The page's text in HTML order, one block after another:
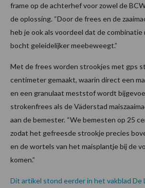
frame op de achterhef voor zowel de
de oplossing. “Door de frees en de
heb je ook als voordeel dat de
bocht geleidelijker meebeweegt.”
Met de frees worden strookjes met gps
centimeter gemaakt, waarin direct een
en een granulaat meststof wordt
strokenfrees als de Väderstad
aan de bemester. “We bemesten op 25
zodat het gefreesde strookje precies
en de wortels van het maisplantje bij de
komen.”
Dit artikel stond eerder in het vakblad De